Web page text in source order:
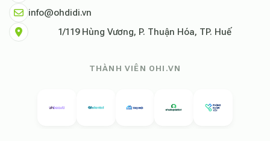
info@ohdidi.vn
1/119 Hùng Vương, P. Thuận Hóa, TP. Huế
THÀNH VIÊN OHI.VN